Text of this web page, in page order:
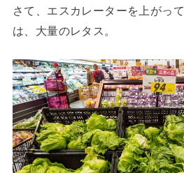
さて、エスカレーターを上がっ
は、大量のレタス。